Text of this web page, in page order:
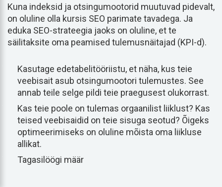
Kuna indeksid ja otsingumootorid muutuvad pidevalt,
on oluline olla kursis SEO parimate tavadega. Ja
eduka SEO-strateegia jaoks on oluline, et te
säilitaksite oma peamised tulemusnäitajad (KPI-d).
Kasutage edetabelitööriistu, et näha, kus teie
veebisait asub otsingumootori tulemustes. See
annab teile selge pildi teie praegusest olukorrast.
Kas teie poole on tulemas orgaanilist liiklust? Kas
teised veebisaidid on teie sisuga seotud? Õigeks
optimeerimiseks on oluline mõista oma liikluse
allikat.
Tagasilöögi määr